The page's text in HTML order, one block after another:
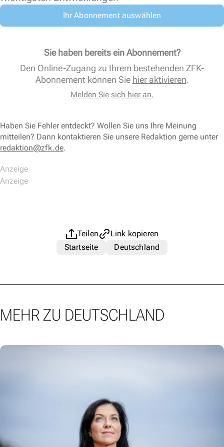
Ihr Abonnement auswählen
Sie haben bereits ein Abonnement?
Den Online-Zugang zu Ihrem bestehenden ZFK-
Abonnement können Sie hier aktivieren.
Melden Sie sich hier an.
Haben Sie Fehler entdeckt? Wollen Sie uns Ihre Meinung
mitteilen? Dann kontaktieren Sie unsere Redaktion gerne unter
redaktion@zfk.de.
Teilen
Link kopieren
Startseite
Deutschland
MEHR ZU DEUTSCHLAND